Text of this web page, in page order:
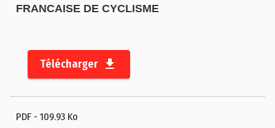
FRANCAISE DE CYCLISME
Télécharger
PDF - 109.93 Ko